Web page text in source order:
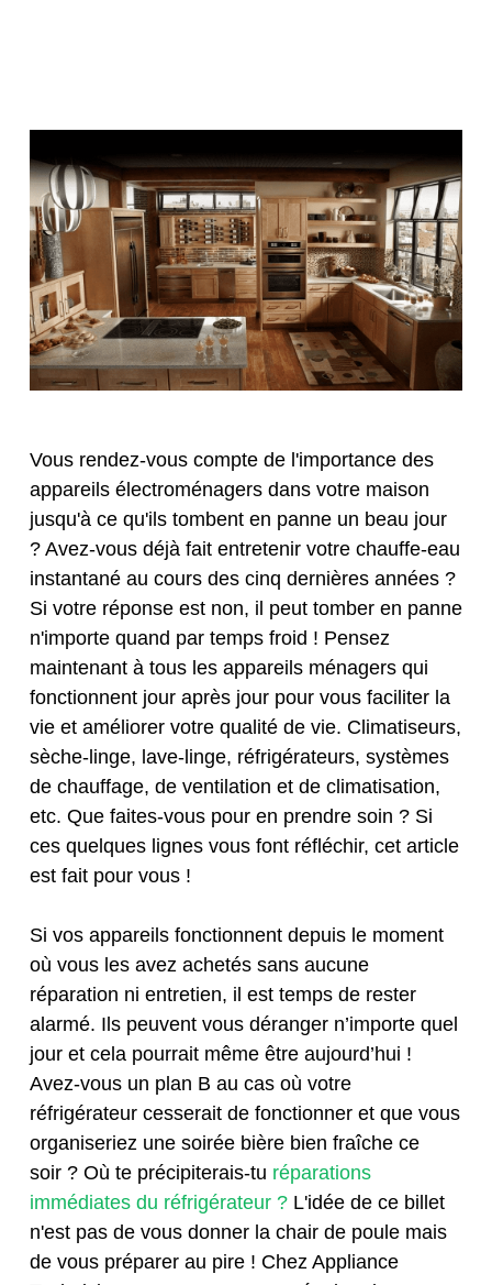
Vous rendez-vous compte de l'importance des
appareils électroménagers dans votre maison
jusqu'à ce qu'ils tombent en panne un beau jour
? Avez-vous déjà fait entretenir votre chauffe-eau
instantané au cours des cinq dernières années ?
Si votre réponse est non, il peut tomber en panne
n'importe quand par temps froid ! Pensez
maintenant à tous les appareils ménagers qui
fonctionnent jour après jour pour vous faciliter la
vie et améliorer votre qualité de vie. Climatiseurs,
sèche-linge, lave-linge, réfrigérateurs, systèmes
de chauffage, de ventilation et de climatisation,
etc. Que faites-vous pour en prendre soin ? Si
ces quelques lignes vous font réfléchir, cet article
est fait pour vous !
Si vos appareils fonctionnent depuis le moment
où vous les avez achetés sans aucune
réparation ni entretien, il est temps de rester
alarmé. Ils peuvent vous déranger n’importe quel
jour et cela pourrait même être aujourd’hui !
Avez-vous un plan B au cas où votre
réfrigérateur cesserait de fonctionner et que vous
organiseriez une soirée bière bien fraîche ce
soir ? Où te précipiterais-tu réparations
immédiates du réfrigérateur ?L'idée de ce billet
n'est pas de vous donner la chair de poule mais
de vous préparer au pire ! Chez Appliance